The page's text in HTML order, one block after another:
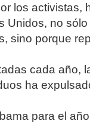
los activistas,
Unidos, no
sino porque
cada año,
ha
para el